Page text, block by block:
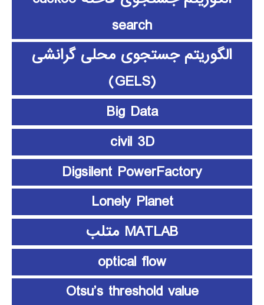
search
الگوریتم جستجوی محلی گرانشی
(GELS)
Big Data
civil 3D
Digsilent PowerFactory
Lonely Planet
MATLAB متلب
optical flow
Otsu’s threshold value